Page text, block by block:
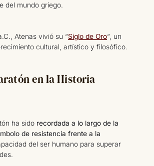
del mundo griego.
Atenas vivió su “Siglo de Oro“, un
cultural, artístico y filosófico.
en la Historia
ha sido recordada a lo largo de la
de resistencia frente a la
del ser humano para superar